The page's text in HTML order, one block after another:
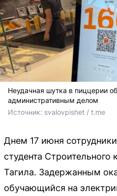
Неудачная шутка в пиццерии
административным делом
Источник: svalovpishet / t.me
Днем 17 июня
студента
Тагила. Задержанным
обучающийся на